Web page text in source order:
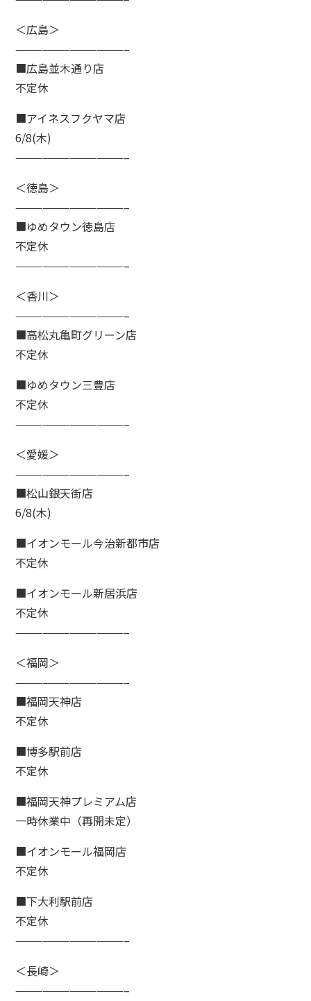
＜広島＞
————————————–
■広島並木通り店
不定休
■アイネスフクヤマ店
6/8(木)
————————————–
＜徳島＞
————————————–
■ゆめタウン徳島店
不定休
————————————–
＜香川＞
————————————–
■高松丸亀町グリーン店
不定休
■ゆめタウン三豊店
不定休
————————————–
＜愛媛＞
————————————–
■松山銀天街店
6/8(木)
■イオンモール今治新都市店
不定休
■イオンモール新居浜店
不定休
————————————–
＜福岡＞
————————————–
■福岡天神店
不定休
■博多駅前店
不定休
■福岡天神プレミアム店
一時休業中（再開未定）
■イオンモール福岡店
不定休
■下大利駅前店
不定休
————————————–
＜長崎＞
————————————–